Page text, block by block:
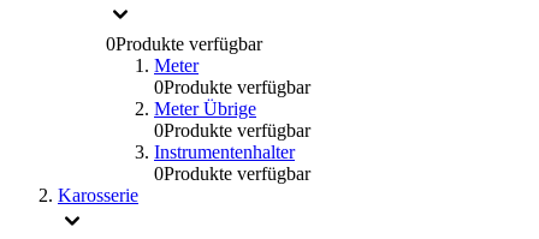
0Produkte verfügbar
Meter
0Produkte verfügbar
Meter Übrige
0Produkte verfügbar
Instrumentenhalter
0Produkte verfügbar
Karosserie